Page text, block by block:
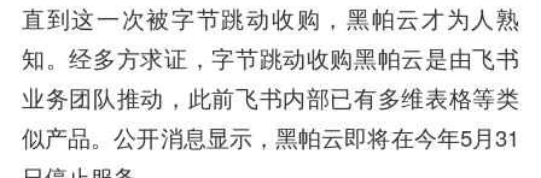
直到这一次被字节跳动收购，黑帕云才为人熟
知。经多方求证，字节跳动收购黑帕云是由飞书
业务团队推动，此前飞书内部已有多维表格等类
似产品。公开消息显示，黑帕云即将在今年5月31